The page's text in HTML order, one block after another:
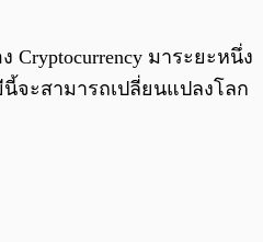
Cryptocurrency มาระยะหนึ่ง
จะสามารถเปลี่ยนแปลงโลก